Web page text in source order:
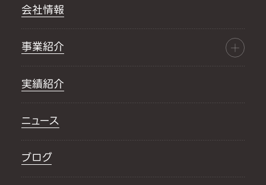
会社情報
事業紹介
実績紹介
ニュース
ブログ